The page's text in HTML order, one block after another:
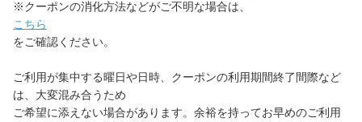
※クーポンの消化方法などがご不明な場合は、
こちら
をご確認ください。
ご利用が集中する曜日や日時、クーポンの利用期間終了間際など
は、大変混み合うため
ご希望に添えない場合があります。余裕を持ってお早めのご利用